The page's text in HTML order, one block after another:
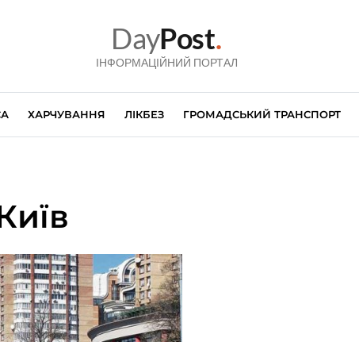
DayPost.
ІНФОРМАЦІЙНИЙ ПОРТАЛ
ХАРЧУВАННЯ ЛІКБЕЗ ГРОМАДСЬКИЙ ТРАНСПОРТ